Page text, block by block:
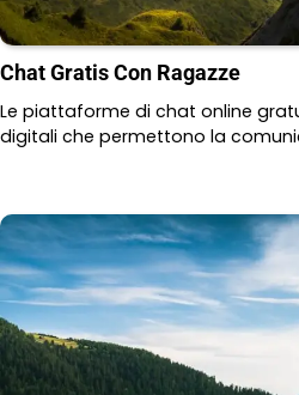
Chat Gratis Con Ragazze
Le piattaforme di chat online
digitali che permettono la